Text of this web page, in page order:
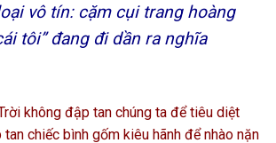
vô tín: cặm cụi trang hoàng
tôi” đang đi dần ra nghĩa
không đập tan chúng ta để tiêu diệt
chiếc bình gốm kiêu hãnh để nhào nặn